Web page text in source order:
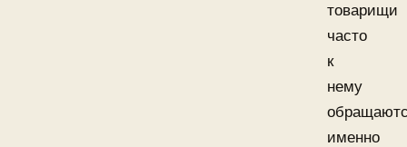
товарищи
часто
к
нему
именно